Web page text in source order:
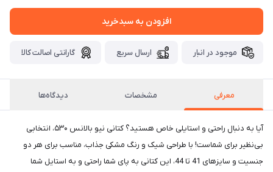
افزودن به سبدخرید
موجود در انبار ارسال سریع گارانتی اصالت کالا
معرفی مشخصات دیدگاه‌ها
آیا به دنبال راحتی و استایلی خاص هستید؟ کتانی نیو بالانس ۵۳۰، انتخابی
بی‌نظیر برای شماست! با طراحی شیک و رنگ مشکی جذاب، مناسب برای هر دو
جنسیت و سایزهای 41 تا 44، این کتانی به پای شما راحتی و به استایل شما